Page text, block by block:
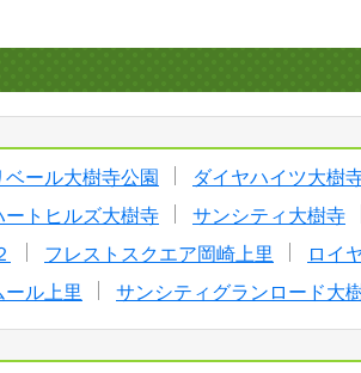
ベール大樹寺公園 ダイヤハイツ大樹
ートヒルズ大樹寺 サンシティ大樹寺
フレストスクエア岡崎上里 ロイ
ール上里 サンシティグランロード大